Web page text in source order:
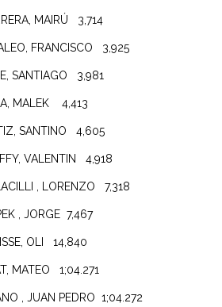
MAIRÚ 3,714
FRANCISCO 3,925
3,981
4,413
4,605
4,918
, LORENZO 7,318
7,467
OLI 14,840
1;04.271
PEDRO 1;04.272